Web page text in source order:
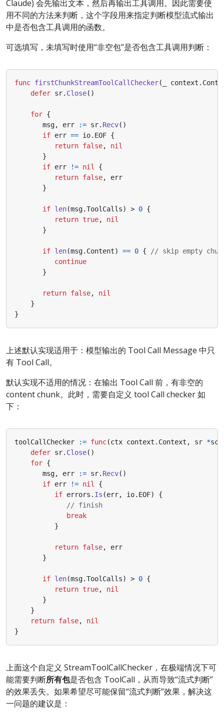
Claude) 会先输出文本，然后再输出工具调用。因此需要使
用不同的方法来判断，这个字段用来指定判断模型流式输出
中是否包含工具调用的函数。
可选填写，未填写时使用“非空包”是否包含工具调用判断：
func firstChunkStreamToolCallChecker( context .
defer sr. Close()
for {
msg, err := sr. Recv()
if err == io. EOF {
return false,
nil
}
if err != nil
{
return false,
err
}
if len(msg.ToolCalls) > 0 {
return true,
nil
}
if len(msg. Content) == 0 {
// skip empty
continue
}
return false,
nil
}
}
上述默认实现适用于：模型输出的 Tool Call Message 中只
有 Tool Call。
默认实现不适用的情况：在输出 Tool Call 前，有非空的
content chunk。此时，需要自定义 tool Call checker 如
下：
toolCallChecker := func(ctx context . Context , sr *
defer sr. Close()
for {
msg, err := sr. Recv()
if err != nil
{
if errors . Is (err, io. EOF)
{
// finish
break
}
return false,
err
}
if len(msg.ToolCalls) > 0 {
return true,
nil
}
}
return false,
nil
}
上面这个自定义 StreamToolCallChecker，在极端情况下可
能需要判断所有包是否包含 ToolCall，从而导致“流式判断”
的效果丢失。如果希望尽可能保留“流式判断”效果，解决这
一问题的建议是：